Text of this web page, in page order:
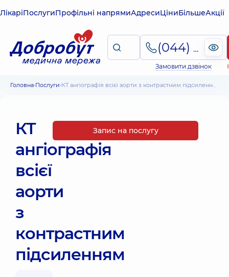
ЛікаріПослугиПрофільні напрямиАдресиЦіниБільшеАкції
(044) 495-2-888
Замовити дзвінок
Головна Послуги КТ ангіографія всієї аорти з контрастним підсиленням
КТ
ангіографія
всієї
аорти
з
контрастним
підсиленням
Запис на послугу